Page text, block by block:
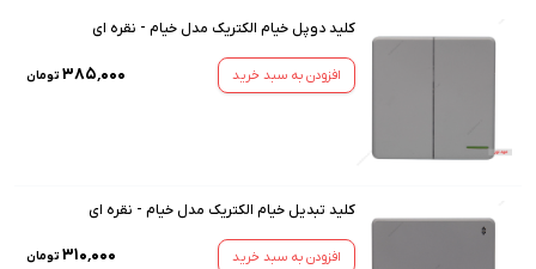
کلید دوپل خیام الکتریک مدل خیام - نقره ای
افزودن به سبد خرید ۳۸۵٬۰۰۰ تومان
کلید تبدیل خیام الکتریک مدل خیام - نقره ای
افزودن به سبد خرید ۳۱۰٬۰۰۰ تومان